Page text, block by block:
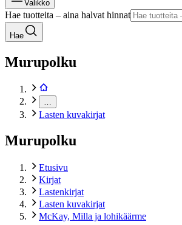
Valikko
Hae tuotteita – aina halvat hinnat
Hae
Murupolku
Lasten kuvakirjat
Murupolku
Etusivu
Kirjat
Lastenkirjat
Lasten kuvakirjat
McKay, Milla ja lohikäärme